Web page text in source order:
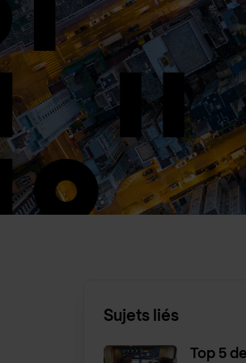
Sujets liés
Top 5